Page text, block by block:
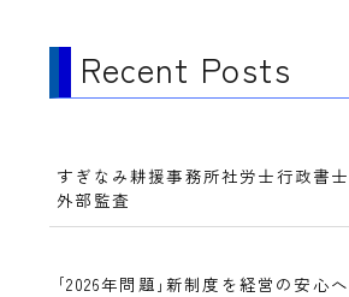
Recent Posts
すぎなみ耕援事務所社労士行政書士
外部監査
｢2026年問題｣新制度を経営の安心へ